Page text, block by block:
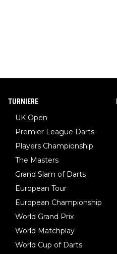
TURNIERE
UK Open
Premier League Darts
Players Championship
The Masters
Grand Slam of Darts
European Tour
European Championship
World Grand Prix
World Matchplay
World Cup of Darts